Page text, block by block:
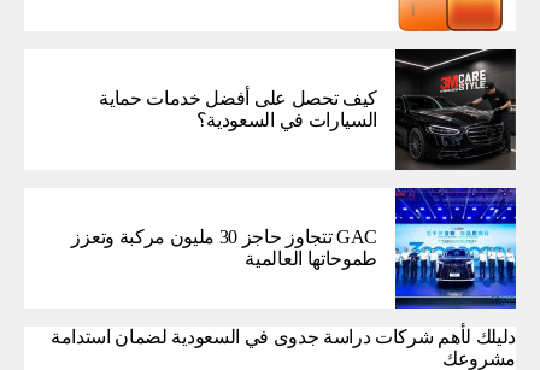
كيف تحصل على أفضل خدمات حماية
السيارات في السعودية؟
GAC تتجاوز حاجز 30 مليون مركبة وتعزز
طموحاتها العالمية
دليلك لأهم شركات دراسة جدوى في السعودية لضمان استدامة
مشروعك